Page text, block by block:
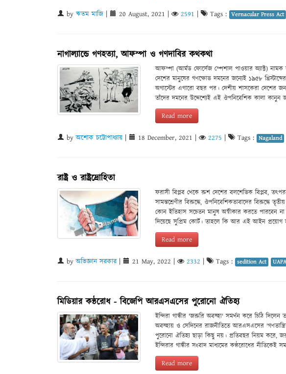
by ঋতম মাজি | 20 August, 2021 | 2591 | Tags : Vernacular Press Act
নাগাল্যান্ডে গণহত্যা, আফস্পা ও গণদাবির কথকথা
আফস্পা (আর্মড ফোর্সেজ স্পেশাল পাওয়ার অ্যাক্ট)
দেশের মানুষের গণক্ষোভ দমনের জন্যেই ১৯৫৮
অগাস্টের এগারো বছর পর। দেশীয় শাসকেরা দেশের
তাঁদের দমনের উদ্দেশ্যেই এই ঔপনিবেশিক কালা
Read more
byঅশোক চট্টোপাধ্যায় | 18 December, 2021 | 2275 | Tags : Nagaland
রাষ্ট্র ও রাষ্ট্রদ্রোহিতা
ফরাসী বিপ্লব থেকে রুশ দেশের বলশেভিক বিপ্লব,
সামন্তশ্রেণীর বিরুদ্ধে, ঔপনিবেশিকতাবাদের বিরুদ্ধে তৃতীয়
কোন ইতিহাস সচেতন মানুষ অস্বীকার করতে পারবেন
দিয়েছে সুপ্রিম কোর্ট। তাহলে কি আর এই আইন প্রয়োগ
Read more
byঅভিজ্ঞান সরকার| 21 May, 2022 | 2332 | Tags : sedition Act UAPA
মিডিয়ার কন্ঠরোধ - বিজেপি আরএসএসের পুরোনো ঐতিহ্য
ইন্দিরা গান্ধীর 'জরুরি অবস্হা' সমর্থন করে চিঠি
অবস্হায় ও সেদিনের রাজনীতিতে আরএসএসের
পুরোনো ঐতিহ্য ছাড়া কিছু নয়। প্রতিবছর নিয়ম
ইন্দিরার গান্ধীর সংবাদ মাধ্যমের কণ্ঠরোধের নীতিকেই
Read more